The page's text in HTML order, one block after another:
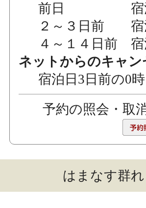
前日 宿泊
２～３日前 宿
４～１４日前 宿
ネットからのキャン
宿泊日3日前の0
予約の照会・取
はまなす群